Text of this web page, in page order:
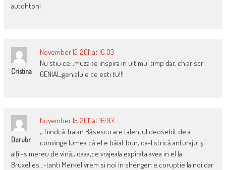
autohtoni
Cristina
November 15, 2011 at 16:03
Nu stiu ce…muza te inspira in ultimul timp dar, chiar scri
GENIAL,genialule ce esti tu!!!
Dorubr
November 15, 2011 at 16:03
,, fiindcă Traian Băsescu are talentul deosebit de a
convinge lumea că el e băiat bun, da-l strică anturajul şi
alţii-s mereu de vină,, daaa,ce vrajeala expirata avea in el la
Bruxelles…-tanti Merkel vrem si noi in shengen e coruptie la noi dar